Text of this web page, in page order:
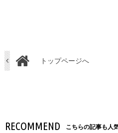
トップページへ
RECOMMEND こちらの記事も人